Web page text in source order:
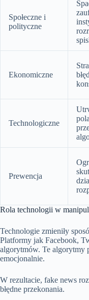
Społeczne i
polityczne
Ekonomiczne
Technologiczne
Prewencja
Rola technologii w
Technologie zmieniły
Platformy jak Facebook,
algorytmów. Te algorytmy
emocjonalnie.
W rezultacie, fake news
błędne przekonania.